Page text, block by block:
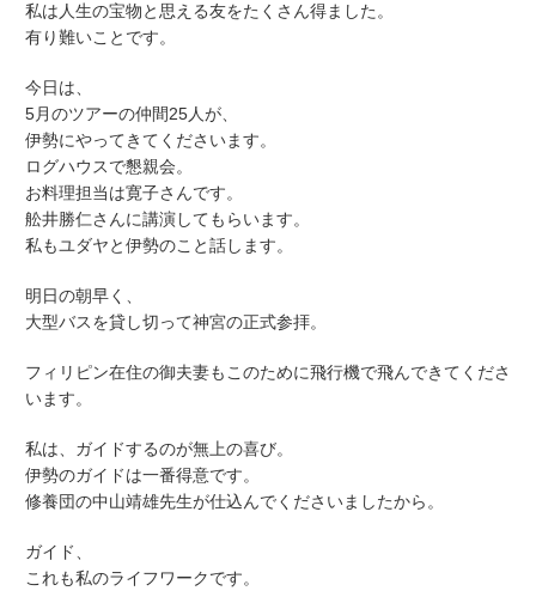
私は人生の宝物と思える友をたくさん得ました。
有り難いことです。
今日は、
5月のツアーの仲間25人が、
伊勢にやってきてくださいます。
ログハウスで懇親会。
お料理担当は寛子さんです。
舩井勝仁さんに講演してもらいます。
私もユダヤと伊勢のこと話します。
明日の朝早く、
大型バスを貸し切って神宮の正式参拝。
フィリピン在住の御夫妻もこのために飛行機で飛んできてくださ
います。
私は、ガイドするのが無上の喜び。
伊勢のガイドは一番得意です。
修養団の中山靖雄先生が仕込んでくださいましたから。
ガイド、
これも私のライフワークです。